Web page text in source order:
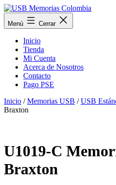
Saltar
al
contenido
USB
Memorias
Menú Cerrar
Inicio
Tienda
Mi Cuenta
Acerca de Nosotros
Contacto
Pago PSE
Inicio /Memorias USB /USB
Braxton
U1019-C
Braxton